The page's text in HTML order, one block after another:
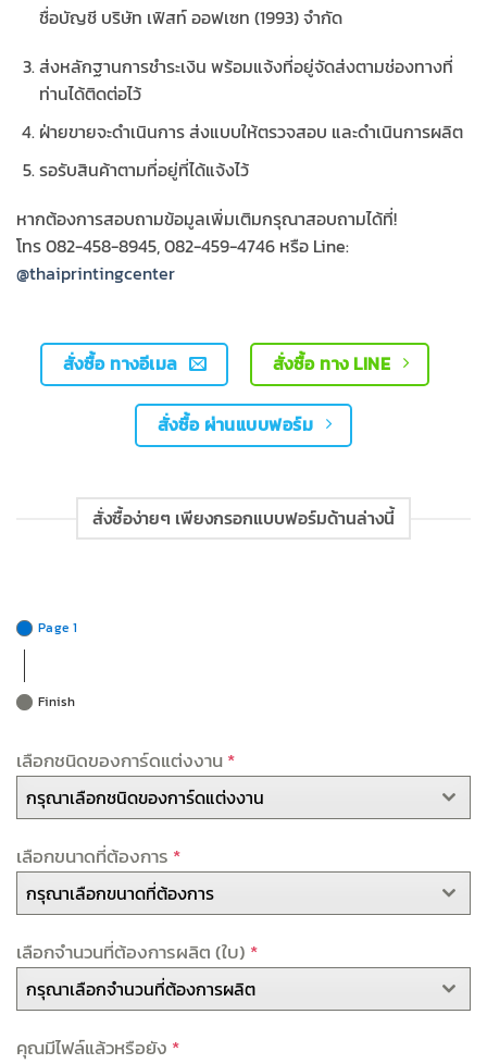
ชื่อบัญชี บริษัท เฟิสท์ ออฟเซท (1993) จำกัด
ส่งหลักฐานการชำระเงิน พร้อมแจ้งที่อยู่จัดส่งตามช่องทางที่
ท่านได้ติดต่อไว้
ฝ่ายขายจะดำเนินการ ส่งแบบให้ตรวจสอบ และดำเนินการผลิต
รอรับสินค้าตามที่อยู่ที่ได้แจ้งไว้
หากต้องการสอบถามข้อมูลเพิ่มเติมกรุณาสอบถามได้ที่!
โทร 082-458-8945, 082-459-4746 หรือ Line:
@thaiprintingcenter
สั่งซื้อ ทางอีเมล สั่งซื้อ ทาง LINE
สั่งซื้อ ผ่านแบบฟอร์ม
สั่งซื้อง่ายๆ เพียงกรอกแบบฟอร์มด้านล่างนี้
Page 1
Finish
เลือกชนิดของการ์ดแต่งงาน*
กรุณาเลือกชนิดของการ์ดแต่งงาน
เลือกขนาดที่ต้องการ *
กรุณาเลือกขนาดที่ต้องการ
เลือกจำนวนที่ต้องการผลิต (ใบ) *
กรุณาเลือกจำนวนที่ต้องการผลิต
คุณมีไฟล์แล้วหรือยัง *